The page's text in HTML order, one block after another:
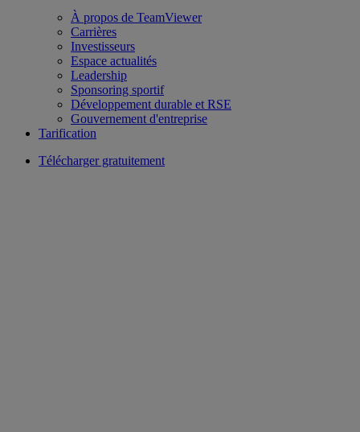
À propos de TeamViewer
Carrières
Investisseurs
Espace actualités
Leadership
Sponsoring sportif
Développement durable et RSE
Gouvernement d'entreprise
Tarification
Télécharger gratuitement